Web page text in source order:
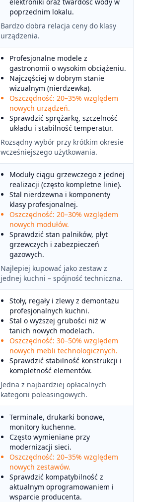
poprzednim lokalu.
Bardzo dobra relacja ceny do klasy
urządzenia.
Profesjonalne modele z
gastronomii o wysokim obciążeniu.
Najczęściej w dobrym stanie
wizualnym (nierdzewka).
Oszczędność: 20–35% względem
nowych urządzeń.
Sprawdzić sprężarkę, szczelność
układu i stabilność temperatur.
Rozsądny wybór przy krótkim okresie
wcześniejszego użytkowania.
Moduły ciągu grzewczego z jednej
realizacji (często kompletne linie).
Stal nierdzewna i komponenty
klasy profesjonalnej.
Oszczędność: 20–30% względem
nowych modułów.
Sprawdzić stan palników, płyt
grzewczych i zabezpieczeń
gazowych.
Najlepiej kupować jako zestaw z
jednej kuchni – spójność techniczna.
Stoły, regały i zlewy z demontażu
profesjonalnych kuchni.
Stal o wyższej grubości niż w
tanich nowych modelach.
Oszczędność: 30–50% względem
nowych mebli technologicznych.
Sprawdzić stabilność konstrukcji i
kompletność elementów.
Jedna z najbardziej opłacalnych
kategorii poleasingowych.
Terminale, drukarki bonowe,
monitory kuchenne.
Często wymieniane przy
modernizacji sieci.
Oszczędność: 20–35% względem
nowych zestawów.
Sprawdzić kompatybilność z
aktualnym oprogramowaniem i
wsparcie producenta.